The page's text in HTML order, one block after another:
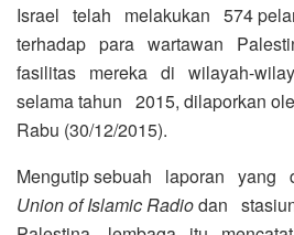
Israel telah melakukan 574
terhadap para wartawan
fasilitas mereka di wilayah-
selama tahun 2015, dilaporkan
Rabu (30/12/2015).
Mengutip sebuah laporan yang
Union of Islamic Radiodan